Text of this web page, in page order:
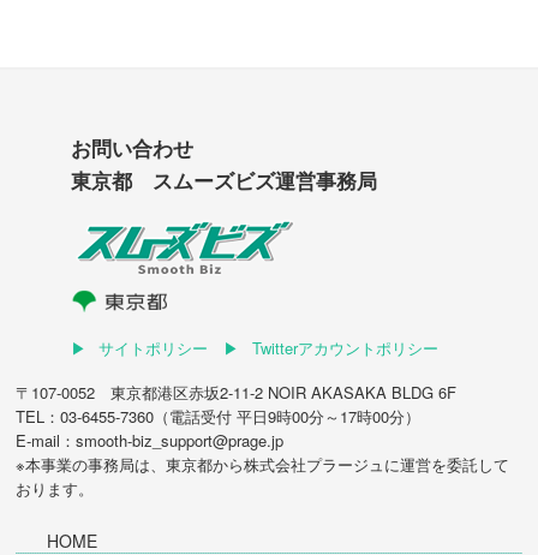
お問い合わせ
東京都 スムーズビズ運営事務局
サイトポリシー
Twitterアカウントポリシー
〒107-0052 東京都港区赤坂2-11-2 NOIR AKASAKA BLDG 6F
TEL：03-6455-7360（電話受付 平日9時00分～17時00分）
E-mail：smooth-biz_support@prage.jp
※本事業の事務局は、東京都から株式会社プラージュ に運営を委託して
おります。
HOME